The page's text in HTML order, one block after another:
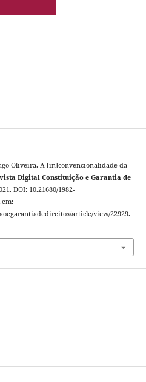
Oliveira. A [in]convencionalidade da
Digital Constituição e Garantia de
DOI: 10.21680/1982-
em:
article/view/22929.